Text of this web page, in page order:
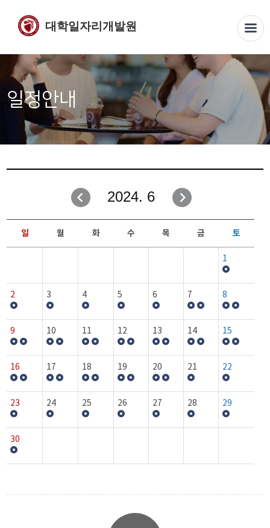
대학일자리개발원
일정안내
2024. 6
일 월 화 수 목 금 토
1
2 3 4 5 6 7 8
9 10 11 12 13 14 15
16 17 18 19 20 21 22
23 24 25 26 27 28 29
30